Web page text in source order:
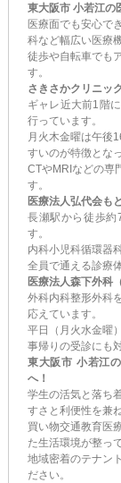
東大阪市 小若江の
医療面でも安心で
科など幅広い医療
徒歩や自転車でも
す。
さきさかクリニッ
ギャレ近大前1階
行っています。
月火木金曜は午後
すいのが特徴とな
CTやMRIなどの専
す。
医療法人弘代会も
長瀬駅から徒歩
す。
内科小児科循環器
全員で通える診療
医療法人森下外科
外科内科整形外科
応えています。
平日（月火水金曜
事帰りの受診にも
東大阪市 小若江
へ！
学生の活気と落ち
すさと利便性を兼
買い物交通教育医
た生活環境が整っ
地域密着のテナン
ださい。